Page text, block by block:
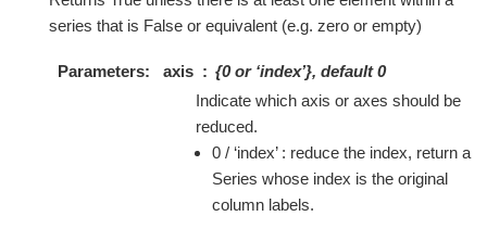
series that is False or equivalent (e.g. zero or empty)
Parameters axis
{0 or ‘index’}, default 0
Indicate which axis or axes should be
reduced.
0 / ‘index’ : reduce the index, return a
Series whose index is the original
column labels.